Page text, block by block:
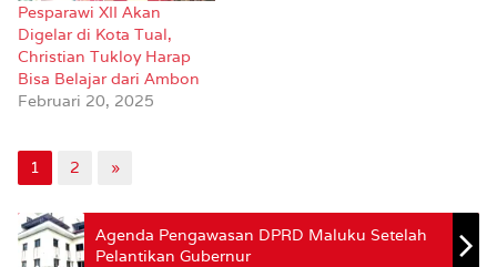
Pesparawi XII Akan
Digelar di Kota Tual,
Christian Tukloy Harap
Bisa Belajar dari Ambon
Februari 20, 2025
1 2 »
Agenda Pengawasan DPRD Maluku Setelah
Pelantikan Gubernur